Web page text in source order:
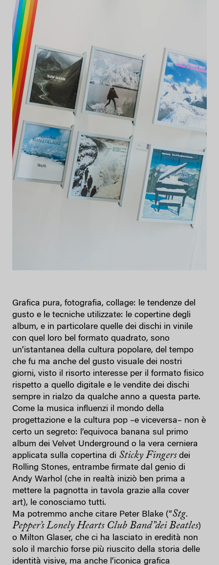
Grafica pura, fotografia, collage: le tendenze del
gusto e le tecniche utilizzate: le copertine degli
album, e in particolare quelle dei dischi in vinile
con quel loro bel formato quadrato, sono
un’istantanea della cultura popolare, del tempo
che fu ma anche del gusto visuale dei nostri
giorni, visto il risorto interesse per il formato fisico
rispetto a quello digitale e le vendite dei dischi
sempre in rialzo da qualche anno a questa parte.
Come la musica influenzi il mondo della
progettazione e la cultura pop –e viceversa– non è
certo un segreto: l’equivoca banana sul primo
album dei Velvet Underground o la vera cerniera
applicata sulla copertina di Sticky Fingersdei
Rolling Stones, entrambe firmate dal genio di
Andy Warhol (che in realtà iniziò ben prima a
mettere la pagnotta in tavola grazie alla cover
art), le conosciamo tutti.
Ma potremmo anche citare Peter Blake (“Stg.
Pepper’s Lonely Hearts Club Band”dei Beatles)
o Milton Glaser, che ci ha lasciato in eredità non
solo il marchio forse più riuscito della storia delle
identità visive, ma anche l’iconica grafica